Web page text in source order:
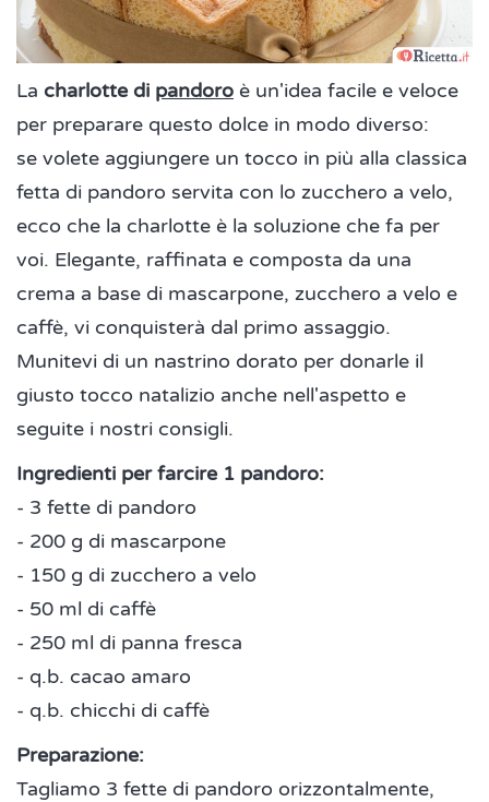
La charlotte di pandoro è un'idea facile e veloce
per preparare questo dolce in modo diverso:
se volete aggiungere un tocco in più alla classica
fetta di pandoro servita con lo zucchero a velo,
ecco che la charlotte è la soluzione che fa per
voi. Elegante, raffinata e composta da una
crema a base di mascarpone, zucchero a velo e
caffè, vi conquisterà dal primo assaggio.
Munitevi di un nastrino dorato per donarle il
giusto tocco natalizio anche nell'aspetto e
seguite i nostri consigli.
Ingredienti per farcire 1 pandoro:
- 3 fette di pandoro
- 200 g di mascarpone
- 150 g di zucchero a velo
- 50 ml di caffè
- 250 ml di panna fresca
- q.b. cacao amaro
- q.b. chicchi di caffè
Preparazione:
Tagliamo 3 fette di pandoro orizzontalmente,